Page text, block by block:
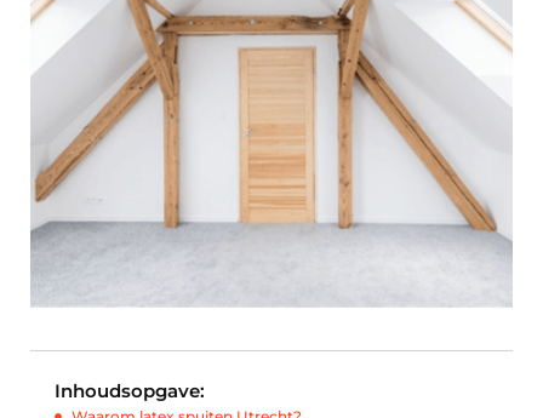
Inhoudsopgave: